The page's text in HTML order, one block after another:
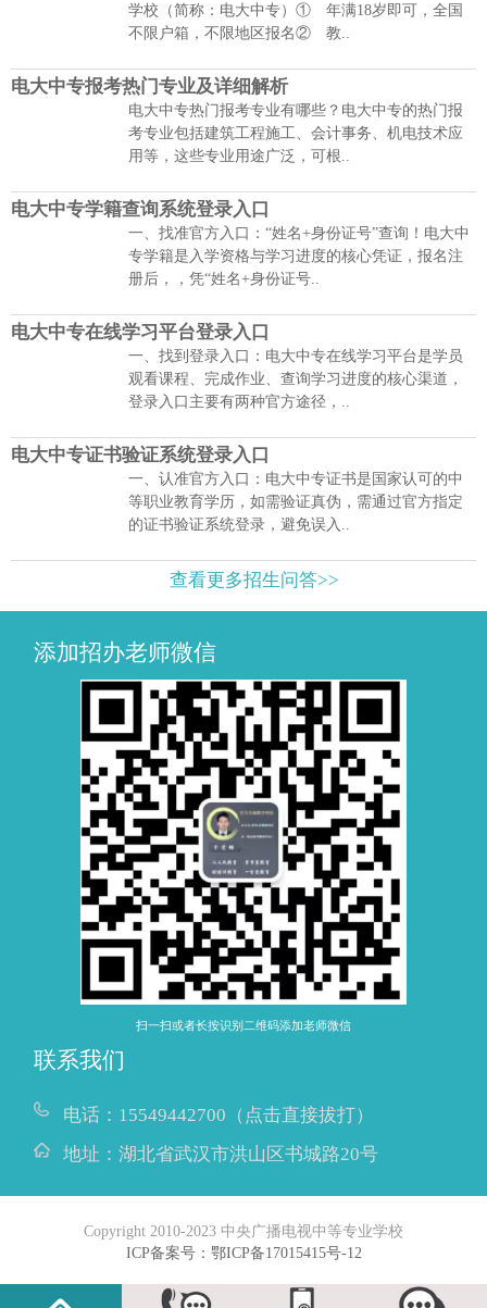
学校（简称：电大中专）① 年满18岁即可，全国
不限户箱，不限地区报名② 教..
电大中专报考热门专业及详细解析
电大中专热门报考专业有哪些？电大中专的热门报
考专业包括建筑工程施工、会计事务、机电技术应
用等，这些专业用途广泛，可根..
电大中专学籍查询系统登录入口
一、找准官方入口：“姓名+身份证号”查询！电大中
专学籍是入学资格与学习进度的核心凭证，报名注
册后，，凭“姓名+身份证号..
电大中专在线学习平台登录入口
一、找到登录入口：电大中专在线学习平台是学员
观看课程、完成作业、查询学习进度的核心渠道，
登录入口主要有两种官方途径，..
电大中专证书验证系统登录入口
一、认准官方入口：电大中专证书是国家认可的中
等职业教育学历，如需验证真伪，需通过官方指定
的证书验证系统登录，避免误入..
查看更多招生问答>>
添加招办老师微信
扫一扫或者长按识别二维码添加老师微信
联系我们
电话： 15549442700（点击直接拔打）
地址： 湖北省武汉市洪山区书城路20号
Copyright 2010-2023 中央广播电视中等专业学校
ICP备案号：鄂ICP备17015415号-12